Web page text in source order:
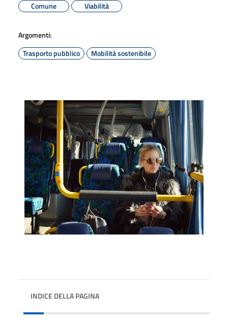
Comune
Viabilità
Argomenti:
Trasporto pubblico
Mobilità sostenibile
INDICE DELLA PAGINA